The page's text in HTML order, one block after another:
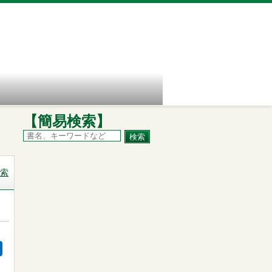
【簡易検索】